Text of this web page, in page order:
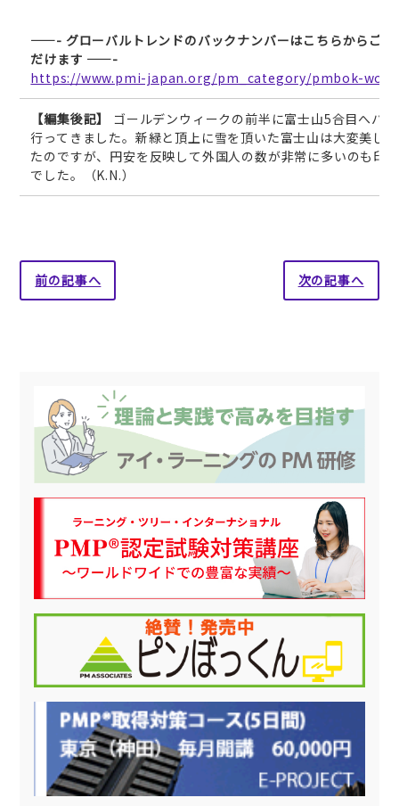
——- グローバルトレンドのバックナンバーはこちらからご覧
だけます ——-
https://www.pmi-japan.org/pm_category/pmbok-
【編集後記】
ゴールデンウィークの前半に富士山5合目へバ
行ってきました。新緑と頂上に雪を頂いた富士山は大変美し
たのですが、円安を反映して外国人の数が非常に多いのも印
でした。（K.N.）
前の記事へ 次の記事へ